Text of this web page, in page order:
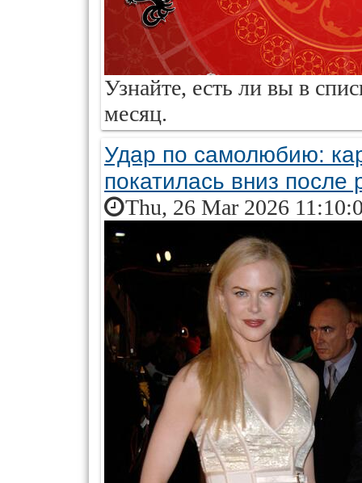
Узнайте, есть ли вы в
месяц.
Удар по самолюбию:
покатилась вниз после
Thu, 26 Mar 2026